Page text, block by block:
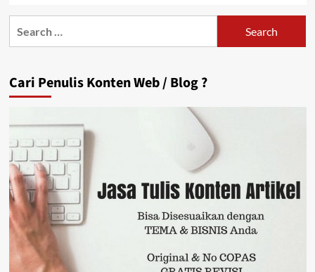
Cari Penulis Konten Web / Blog ?